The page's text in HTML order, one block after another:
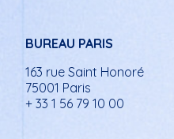
BUREAU PARIS
163 rue Saint Honoré
75001 Paris
+ 33 1 56 79 10 00